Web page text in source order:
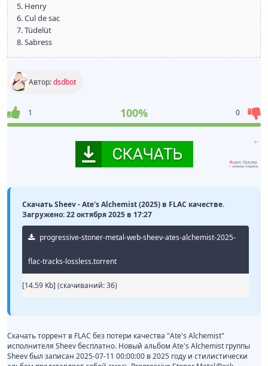
5. Henry
6. Cul de sac
7. Tüdelüt
8. Sabress
Автор:dsdbot
1 100% 0
Скачать Sheev - Ate's Alchemist (2025) в FLAC качестве.
Загружено: 22 октября 2025 в 17:27
progressive-stoner-metal-web-sheev-ates-alchemist-2025-
flac-tracks-lossless.torrent
[14.59 Kb] (cкачиваний: 36)
Скачать торрент в FLAC без потери качества "Ate's Alchemist"
исполнителя Sheev бесплатно. Новый альбом Ate's Alchemist группы
Sheev был записан 2025-07-11 00:00:00 в 2025 году и стилистически